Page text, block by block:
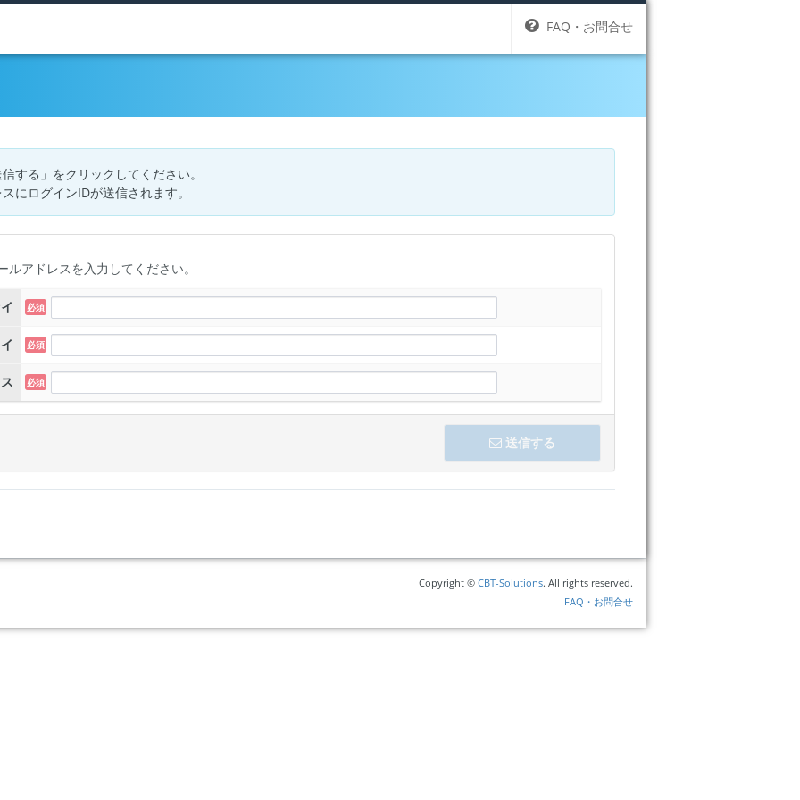
FAQ・お問合せ
する」をクリックしてください。
にログインIDが送信されます。
アドレスを入力してください。
送信する
Copyright © CBT-Solutions. All rights reserved.
FAQ・お問合せ